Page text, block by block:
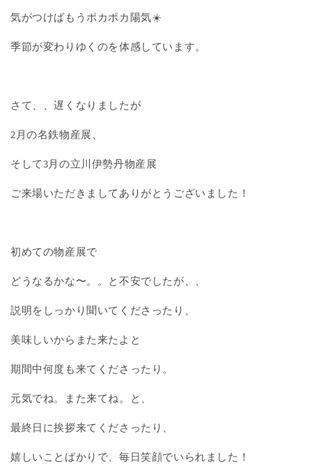
気がつけばもうポカポカ陽気☀️
季節が変わりゆくのを体感しています。
さて、、遅くなりましたが
2月の名鉄物産展、
そして3月の立川伊勢丹物産展
ご来場いただきましてありがとうございました！
初めての物産展で
どうなるかな〜。。と不安でしたが、、
説明をしっかり聞いてくださったり、
美味しいからまた来たよと
期間中何度も来てくださったり。
元気でね。また来てね。と、
最終日に挨拶来てくださったり、
嬉しいことばかりで、毎日笑顔でいられました！